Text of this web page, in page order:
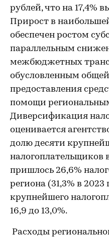
рублей, что на 17,4%
Прирост в
обеспечен ростом
параллельным
межбюджетных
обусловленным
предоставления
помощи
Диверсификация
оценивается
долю десяти
налогоплательщиков
пришлось 26,6%
региона (31,3% в
крупнейшего
16,9 до 13,0%.
Расходы